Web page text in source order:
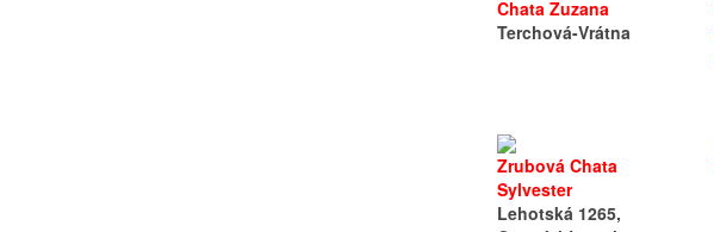
Chata Zuzana
Terchová-Vrátna
Zrubová Chata
Sylvester
Lehotská 1265,